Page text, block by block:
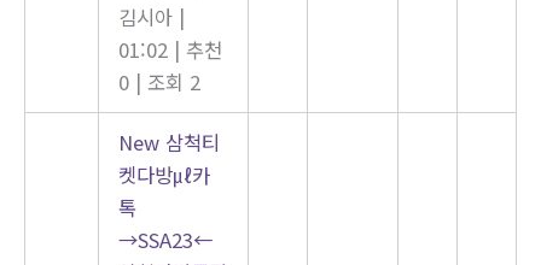
김시아 |
01:02 | 추천
0 | 조회 2
New 삼척티
켓다방㎕카
톡
→SSA23←